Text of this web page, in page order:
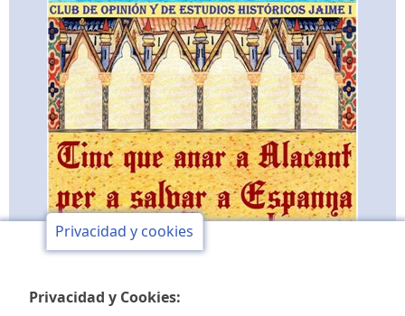
Privacidad y cookies
Privacidad y Cookies: